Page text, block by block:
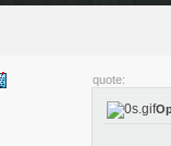
quote: